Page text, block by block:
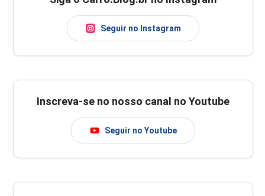
Seguir no Instagram
Inscreva-se no nosso canal no Youtube
Seguir no Youtube